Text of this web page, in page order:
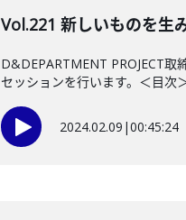
Vol.221 新しいものを生
D&DEPARTMENT PROJECT
セッションを行います。＜目次
2024.02.09 |00:45:24